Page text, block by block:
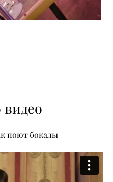
поют бокалы